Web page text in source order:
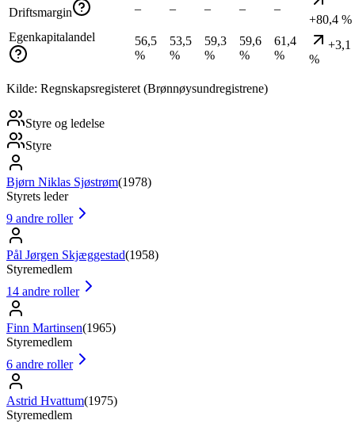
Driftsmargin – – – –
–
+80,4 %
Egenkapitalandel
56,5
%
53,5
%
59,3
%
59,6
%
61,4
%
+3,1
%
Kilde: Regnskapsregisteret (Brønnøysundregistrene)
Styre og ledelse
Styre
Bjørn Niklas Sjøstrøm(1978)
Styrets leder
9 andre roller
Pål Jørgen Skjæggestad(1958)
Styremedlem
14 andre roller
Finn Martinsen(1965)
Styremedlem
6 andre roller
Astrid Hvattum(1975)
Styremedlem